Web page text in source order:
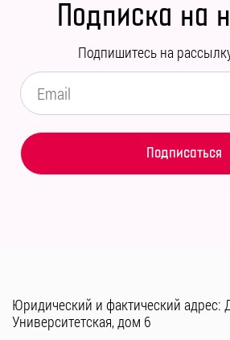
Подписка на
Подпишитесь на
Юридический и фактический адрес:
Университетская, дом 6